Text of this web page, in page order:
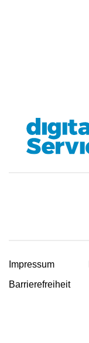
Impressum
Barrierefreiheit